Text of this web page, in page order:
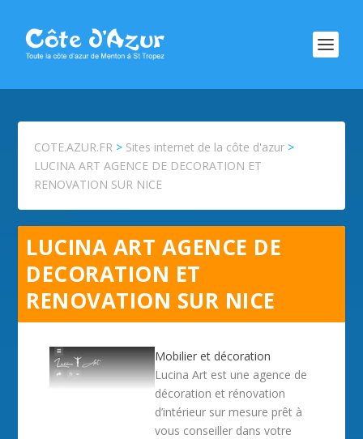
COTE.AZUR.FR > Sites internet de la côte d'azur >
LUCINA ART AGENCE DE DECORATION ET
RENOVATION SUR NICE
LUCINA ART AGENCE DE
DECORATION ET
RENOVATION SUR NICE
Mobilier et décoration
Lucina Art est une agence de
décoration et rénovation
d’intérieur sur mesure prêt à
vous conseiller dans votre